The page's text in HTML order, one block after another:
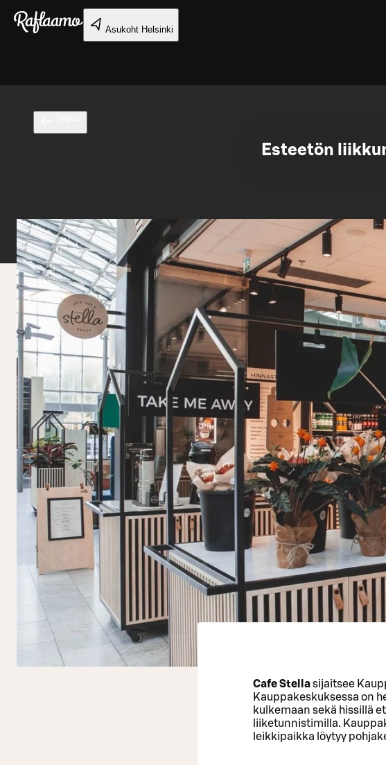
Liigu peamise sisu juurde
Asukoht Helsinki
Esteetön
Cafe Stellasijaitsee
Kauppakeskuksessa on
kulkemaan sekä hissillä
liiketunnistimilla.
leikkipaikka löytyy